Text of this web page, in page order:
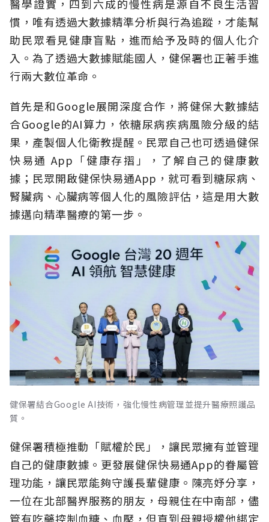
醫學證實，四到六成的慢性病是源自不良生活習
慣，唯有透過大數據精準分析與行為追蹤，才能幫
助民眾看見健康盲點，進而給予及時的個人化介
入。為了透過大數據賦能國人，健保署也正著手進
行兩大數位革命。
首先是和Google展開深度合作，將健保大數據結
合Google的AI算力，依糖尿病疾病風險分級的結
果，產製個人化衛教提醒。民眾自己也可透過健保
快易通 App「健康存摺」，了解自己的健康數
據；民眾開啟健保快易通App，就可看到糖尿病、
腎臟病、心臟病等個人化的風險評估，這是用大數
據邁向精準醫療的第一步。
健保署結合Google AI技術，強化慢性病管理並提升醫療照護品
質。
健保署積極推動「賦權於民」，讓民眾擁有並管理
自己的健康數據。更發展健保快易通App的眷屬管
理功能，讓民眾能夠守護長輩健康。陳亮妤分享，
一位在北部醫界服務的朋友，母親住在中南部，儘
管有吃藥控制血糖、血壓，但直到母親授權他綁定